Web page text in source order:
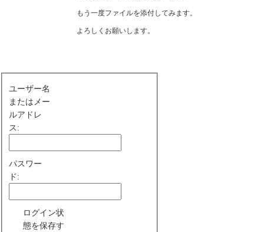
もう一度ファイルを添付してみます。
よろしくお願いします。
ユーザー名
またはメー
ルアドレ
ス:
パスワー
ド:
ログイン状
態を保存す